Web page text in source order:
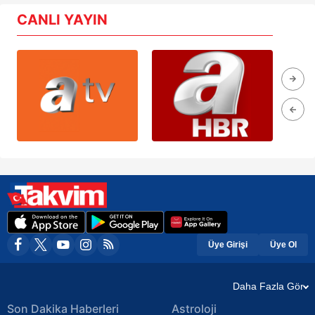
CANLI YAYIN
Üye Girişi Üye Ol
Daha Fazla Gör
Son Dakika Haberleri Astroloji